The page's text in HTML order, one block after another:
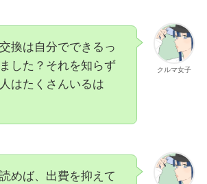
クルマ女子
換は自分でできるっ
した？それを知らず
はたくさんいるは
めば、出費を抑えて